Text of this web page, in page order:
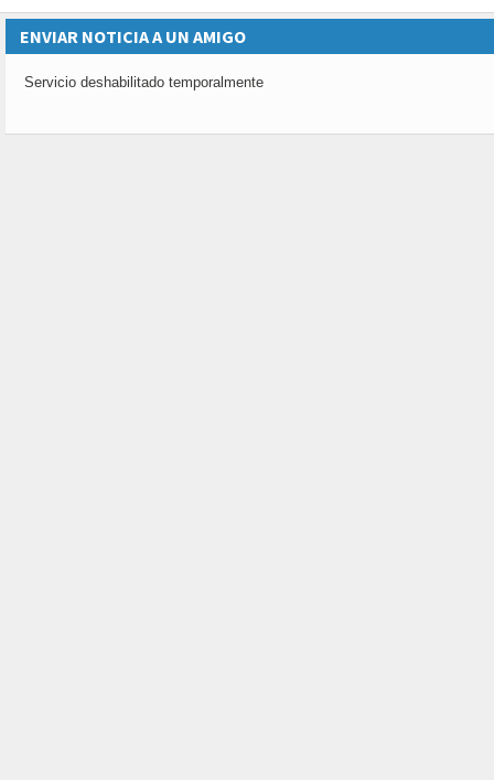
ENVIAR NOTICIA A UN AMIGO
Servicio deshabilitado temporalmente